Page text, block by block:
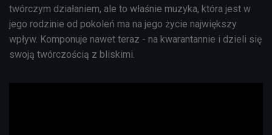
twórczym działaniem, ale to właśnie muzyka, która jest w
jego rodzinie od pokoleń ma na jego życie największy
wpływ. Komponuje nawet teraz - na kwarantannie i dzieli się
swoją twórczością z bliskimi.